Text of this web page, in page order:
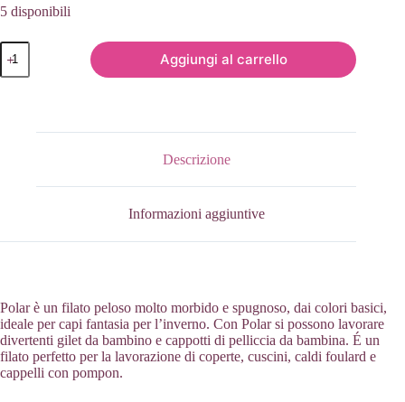
5 disponibili
POLAR
n.
85
Aggiungi al carrello
Descrizione
Informazioni aggiuntive
Polar è un filato peloso molto morbido e spugnoso, dai colori basici,
ideale per capi fantasia per l’inverno. Con Polar si possono lavorare
divertenti gilet da bambino e cappotti di pelliccia da bambina. É un
filato perfetto per la lavorazione di coperte, cuscini, caldi foulard e
cappelli con pompon.